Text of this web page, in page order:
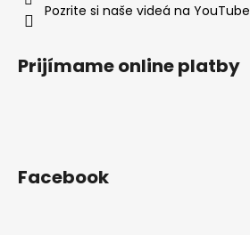
Pozrite si naše videá na YouTube
Prijímame online platby
Facebook